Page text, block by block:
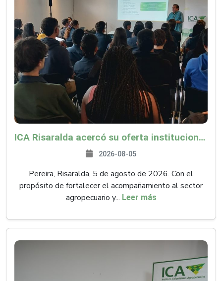
ICA Risaralda acercó su oferta institucional a productores y emprendedores en Expocamello
2026-08-05
Pereira, Risaralda, 5 de agosto de 2026. Con el
propósito de fortalecer el acompañamiento al sector
agropecuario y... Leer más